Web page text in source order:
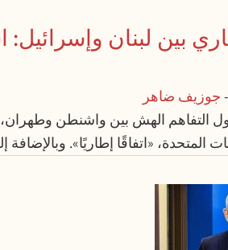
بين لبنان
- جوزيف ضاهر